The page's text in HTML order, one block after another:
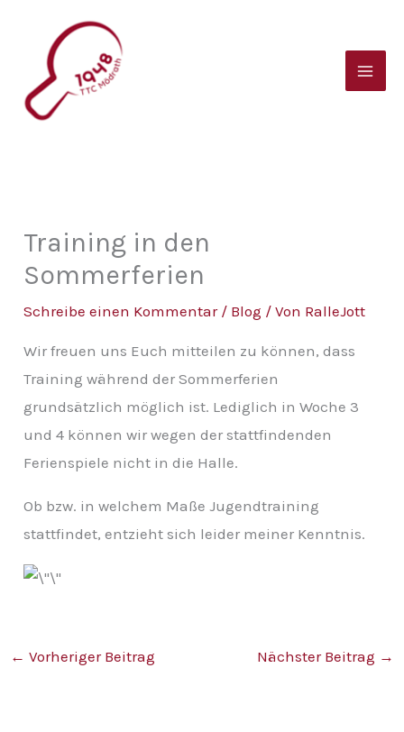
springen
Training in den
Sommerferien
Schreibe einen Kommentar / Blog / Von RalleJott
Wir freuen uns Euch mitteilen zu können, dass
Training während der Sommerferien
grundsätzlich möglich ist. Lediglich in Woche 3
und 4 können wir wegen der stattfindenden
Ferienspiele nicht in die Halle.
Ob bzw. in welchem Maße Jugendtraining
stattfindet, entzieht sich leider meiner Kenntnis.
← Vorheriger Beitrag Nächster Beitrag →
t
c
h
i
v